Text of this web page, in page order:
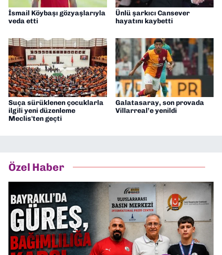
İsmail Köybaşı gözyaşlarıyla
veda etti
Ünlü şarkıcı Cansever
hayatını kaybetti
Suça sürüklenen çocuklarla
ilgili yeni düzenleme
Meclis'ten geçti
Galatasaray, son provada
Villarreal’e yenildi
Özel Haber